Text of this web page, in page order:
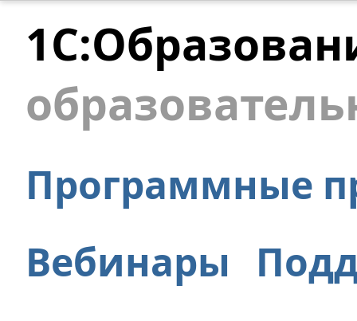
Программные
Вебинары